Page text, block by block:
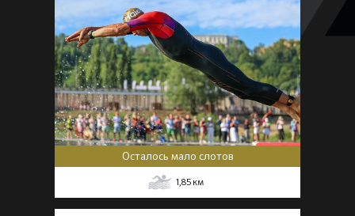
Осталось мало слотов
1,85 км